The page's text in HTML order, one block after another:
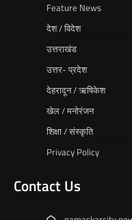
Feature News
देश / विदेश
उत्तराखंड
उत्तर- प्रदेश
देहरादून / ऋषिकेश
खेल / मनोरंजन
शिक्षा / संस्कृति
Privacy Policy
Contact Us